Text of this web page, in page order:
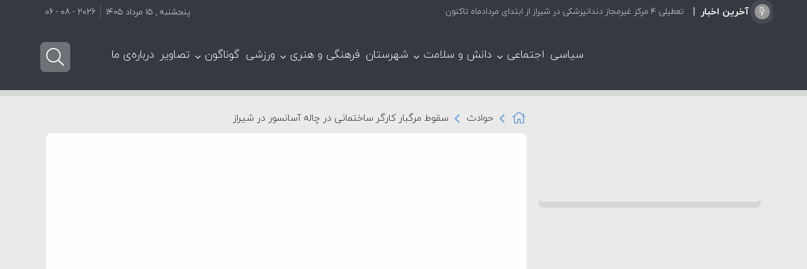
آخرین اخبار تعطیلی ۴ مرکز غیرمجاز دندانپزشکی در شیراز از ابتدای مردادماه تاکنون پنجشنبه , ۱۵ مرداد ۱۴۰۵ 2026 - 08 - 06
سیاسی اجتماعی دانش و سلامت شهرستان فرهنگی و هنری ورزشی گوناگون تصاویر درباره‌ی ما
حوادث سقوط مرگبار کارگر ساختمانی در چاله آسانسور در شیراز